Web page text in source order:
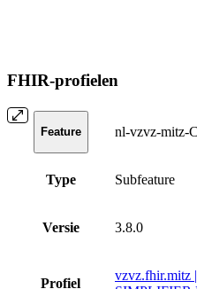
FHIR-profielen
Feature nl-vzvz-mitz-
Type Subfeature
Versie 3.8.0
Profiel
vzvz.fhir.mitz